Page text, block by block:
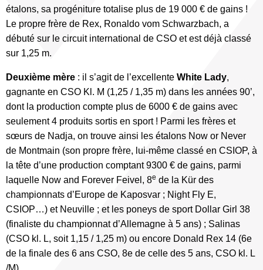
étalons, sa progéniture totalise plus de 19 000 € de gains !
Le propre frère de Rex, Ronaldo vom Schwarzbach, a
débuté sur le circuit international de CSO et est déjà classé
sur 1,25 m.
Deuxième mère : il s’agit de l’excellente White Lady,
gagnante en CSO Kl. M (1,25 / 1,35 m) dans les années 90’,
dont la production compte plus de 6000 € de gains avec
seulement 4 produits sortis en sport ! Parmi les frères et
sœurs de Nadja, on trouve ainsi les étalons Now or Never
de Montmain (son propre frère, lui-même classé en CSIOP, à
la tête d’une production comptant 9300 € de gains, parmi
laquelle Now and Forever Feivel, 8e de la Kür des
championnats d’Europe de Kaposvar ; Night Fly E,
CSIOP…) et Neuville ; et les poneys de sport Dollar Girl 38
(finaliste du championnat d’Allemagne à 5 ans) ; Salinas
(CSO kl. L, soit 1,15 / 1,25 m) ou encore Donald Rex 14 (6e
de la finale des 6 ans CSO, 8e de celle des 5 ans, CSO kl. L
/M).